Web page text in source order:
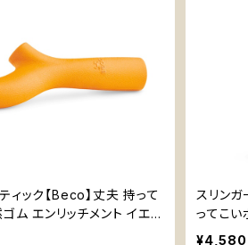
ィック【Beco】丈夫 持って
ム エンリッチメント イエロ
スリン
ってこ
ロー オレ
¥4,580